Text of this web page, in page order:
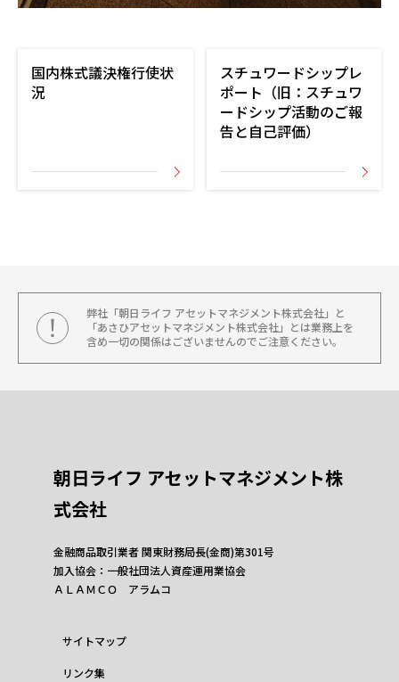
国内株式議決権行使状
況
スチュワードシップレ
ポート（旧：スチュワ
ードシップ活動のご報
告と自己評価）
弊社「朝日ライフ アセットマネジメント株式会社」と
「あさひアセットマネジメント株式会社」とは業務上を
含め一切の関係はございませんのでご注意ください。
朝日ライフ アセットマネジメント株
式会社
金融商品取引業者 関東財務局長(金商)第301号
加入協会：一般社団法人資産運用業協会
ＡＬＡＭＣＯ アラムコ
サイトマップ
リンク集